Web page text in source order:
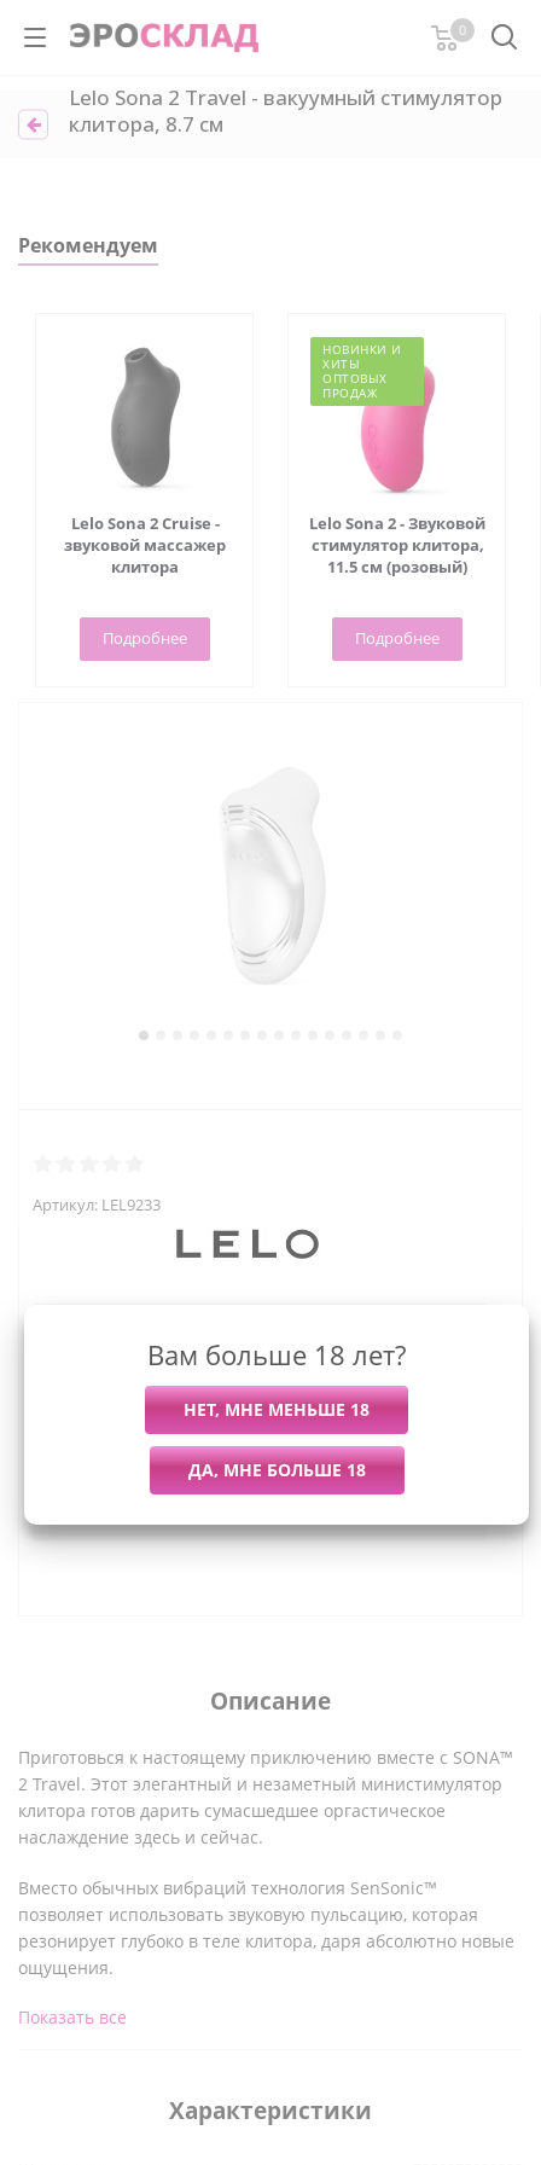
0
Lelo Sona 2 Travel - вакуумный стимулятор
клитора, 8.7 см
Рекомендуем
Lelo Sona 2 Cruise -
звуковой массажер
клитора
Подробнее
НОВИНКИ И
ХИТЫ
ОПТОВЫХ
ПРОДАЖ
Lelo Sona 2 - Звуковой
стимулятор клитора,
11.5 см (розовый)
Подробнее
Артикул: LEL9233
Последний раз купили
5 дней назад
Всего купили
Мы работаем с организациями и ИП.
Описание
Приготовься к настоящему приключению вместе с SONA™
2 Travel. Этот элегантный и незаметный министимулятор
клитора готов дарить сумасшедшее оргастическое
наслаждение здесь и сейчас.
Вместо обычных вибраций технология SenSonic™
позволяет использовать звуковую пульсацию, которая
резонирует глубоко в теле клитора, даря абсолютно новые
ощущения.
SONA™ 2 Travel оснащена 12 разными режимами,
благодаря небольшому размеру и возможности блокировки
на время перевозки. Длина всего 8,7 см — меньше, чем
Показать все
Характеристики
Вам больше 18 лет?